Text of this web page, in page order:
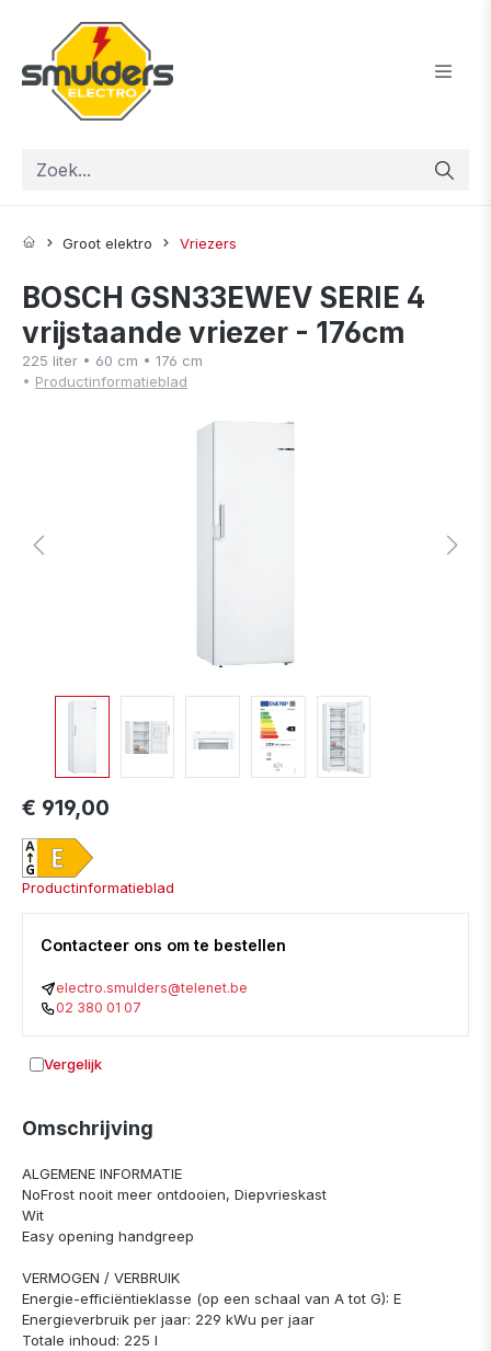
Groot elektro Vriezers
BOSCH GSN33EWEV SERIE 4
vrijstaande vriezer - 176cm
225 liter • 60 cm • 176 cm
• Productinformatieblad
component.cms.imageGallery.skipImageGallery
€ 919,00
Productinformatieblad
Contacteer ons om te bestellen
electro.smulders@telenet.be
02 380 01 07
Vergelijk
Toevoegen aan vergelijking
Omschrijving
ALGEMENE INFORMATIE
NoFrost nooit meer ontdooien, Diepvrieskast
Wit
Easy opening handgreep
VERMOGEN / VERBRUIK
Energie-efficiëntieklasse (op een schaal van A tot G): E
Energieverbruik per jaar: 229 kWu per jaar
Totale inhoud: 225 l